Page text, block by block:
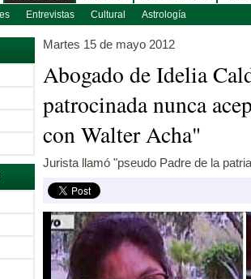
Entrevistas Cultural Astrología
Martes 15 de mayo 2012
Abogado de Idelia
patrocinada nunca
con Walter Acha"
Jurista llamó "pseudo Padre de la